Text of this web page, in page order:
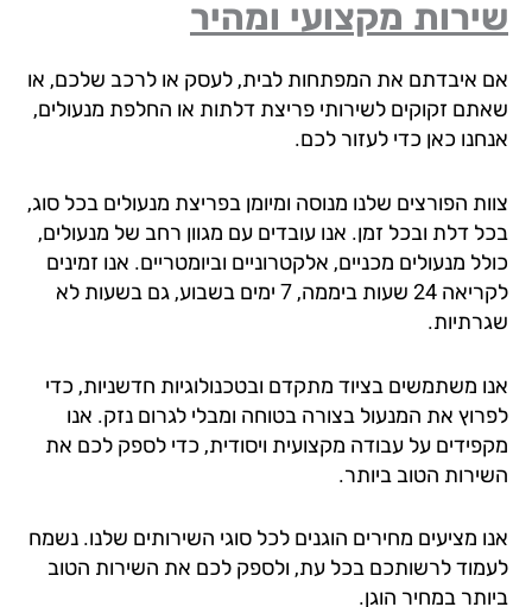
מקצועי ומהיר
איבדתם את המפתחות לבית, לעסק או לרכב שלכם, או
זקוקים לשירותי פריצת דלתות או החלפת מנעולים,
כאן כדי לעזור לכם.
הפורצים שלנו מנוסה ומיומן בפריצת מנעולים בכל סוג,
דלת ובכל זמן. אנו עובדים עם מגוון רחב של מנעולים,
מנעולים מכניים, אלקטרוניים וביומטריים. אנו זמינים
לקריאה 24 שעות ביממה, 7 ימים בשבוע, גם בשעות לא
משתמשים בציוד מתקדם ובטכנולוגיות חדשניות, כדי
את המנעול בצורה בטוחה ומבלי לגרום נזק. אנו
על עבודה מקצועית ויסודית, כדי לספק לכם את
הטוב ביותר.
מציעים מחירים הוגנים לכל סוגי השירותים שלנו. נשמח
לרשותכם בכל עת, ולספק לכם את השירות הטוב
במחיר הוגן.